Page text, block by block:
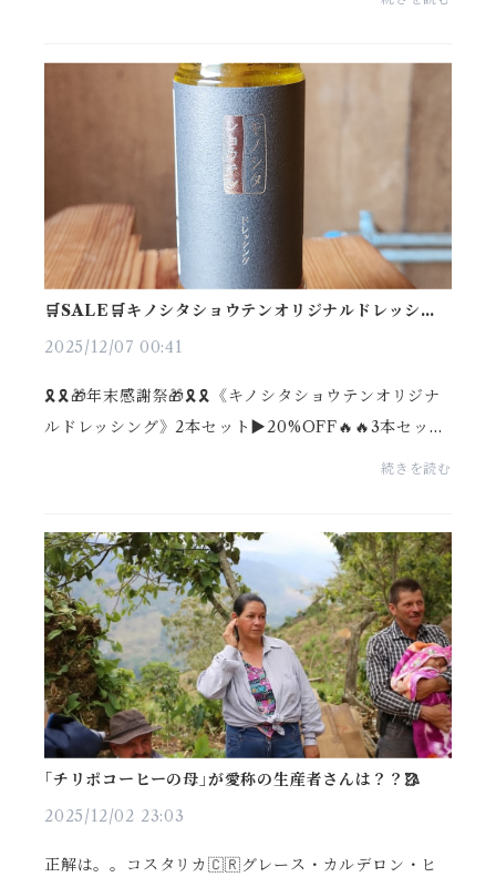
🛒SALE🛒キノシタショウテンオリジナルドレッシン
2025/12/07 00:41
🎗🎗🎁年末感謝祭🎁🎗🎗《キノシタショウテンオリジナ
ルドレッシング》2本セット▶︎20%OFF🔥🔥3本セット
▶︎30%OFF🔥🔥🔥※賞味期限は2026.3.16※無くなり
続きを読む
｢チリポコーヒーの母｣が愛称の生産者さんは？？🥻
2025/12/02 23:03
正解は。。コスタリカ🇨🇷グレース・カルデロン・ヒ